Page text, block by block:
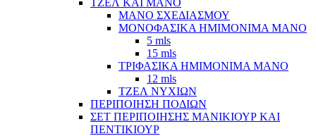
ΤΖΕΛ ΚΑΙ ΜΑΝΟ
ΜΑΝΟ ΣΧΕΔΙΑΣΜΟΥ
ΜΟΝΟΦΑΣΙΚΑ ΗΜΙΜΟΝΙΜΑ ΜΑΝΟ
5 mls
15 mls
ΤΡΙΦΑΣΙΚΑ ΗΜΙΜΟΝΙΜΑ ΜΑΝΟ
12 mls
ΤΖΕΛ ΝΥΧΙΩΝ
ΠΕΡΙΠΟΙΗΣΗ ΠΟΔΙΩΝ
ΣΕΤ ΠΕΡΙΠΟΙΗΣΗΣ ΜΑΝΙΚΙΟΥΡ ΚΑΙ
ΠΕΝΤΙΚΙΟΥΡ